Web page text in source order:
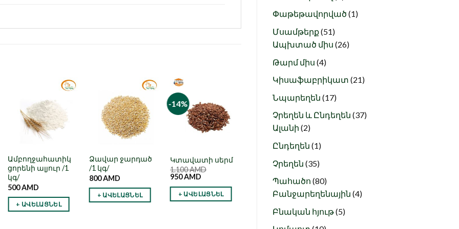
products
Փաթեթավորված 11
Մսամթերք 5151
products
Ապխտած միս 2626
Թարմ միս 44
products
Կիսաֆաբրիկատ 2121
Նպարեղեն 1717
products
Չրեղեն և Ընդեղեն 3737
Ալանի 22
Ընդեղեն 11
Չրեղեն 3535
Պահածո 8080
products
Բանջարեղենային 44
Բնական հյութ 55
Նշել որպես
նախընտրած
Ամբողջահատիկ
ցորենի ալյուր /1
կգ/
500AMD
+ ԱՎԵԼԱՑՆԵԼ
Նշել որպես
նախընտրած
Ձավար ջարդած
/1 կգ/
800AMD
+ ԱՎԵԼԱՑՆԵԼ
-14%
Նշել որպես
նախընտրած
Կտավատի սերմ
1.100AMD
950AMD
+ ԱՎԵԼԱՑՆԵԼ
Նշել որպես
նախընտրած
Լոբի տափակ
AMD
AMD